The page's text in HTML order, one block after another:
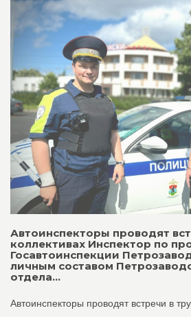
Автоинспекторы проводят
коллективах Инспектор по
Госавтоинспекции
личным составом
отдела...
Автоинспекторы проводят встречи в